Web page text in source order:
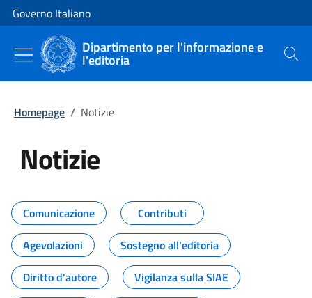
Vai al contenuto
Vai alla navigazione del sito
Governo Italiano
Dipartimento per l'informazione e
l'editoria Cerca
Homepage / Notizie
Notizie
Tutti i contenuti della pagina
Comunicazione
Contributi
Agevolazioni
Sostegno all'editoria
Diritto d'autore
Vigilanza sulla SIAE